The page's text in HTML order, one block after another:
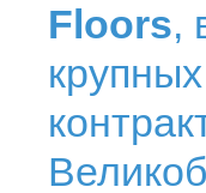
Floors,